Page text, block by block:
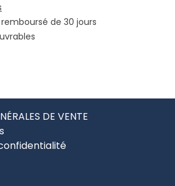
de 30 jours
DE VENTE